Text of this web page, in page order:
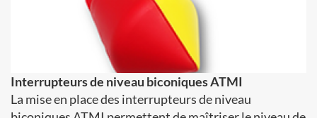
Interrupteurs de niveau biconiques ATMI
La mise en place des interrupteurs de niveau